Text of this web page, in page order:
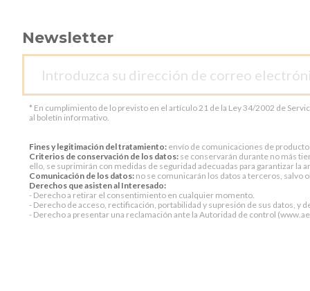
Newsletter
* En cumplimiento de lo previsto en el artículo 21 de la Ley 34/2002 de
al boletín informativo.
Fines y legitimación del tratamiento: envío de comunicaciones de
Criterios de conservación de los datos: se conservarán durante no más
ello, se suprimirán con medidas de seguridad adecuadas para garantizar
Comunicación de los datos: no se comunicarán los datos a terceros, salvo
Derechos que asisten al Interesado:
- Derecho a retirar el consentimiento en cualquier momento.
- Derecho de acceso, rectificación, portabilidad y supresión de sus datos, y
- Derecho a presentar una reclamación ante la Autoridad de control